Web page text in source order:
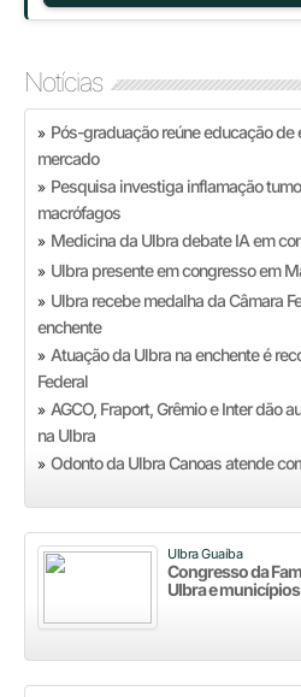
Notícias
» Pós-graduação reúne educação
mercado
» Pesquisa investiga inflamação
macrófagos
» Medicina da Ulbra debate IA em
» Ulbra presente em congresso em
» Ulbra recebe medalha da Câmara
enchente
» Atuação da Ulbra na enchente é
Federal
» AGCO, Fraport, Grêmio e Inter dão
na Ulbra
» Odonto da Ulbra Canoas atende
Ulbra Guaíba
Congresso da
Ulbra e municípios